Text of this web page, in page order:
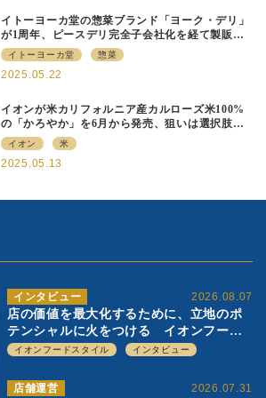
2026.08.07
インタビュー
店の価値を最大化するために、立地のポ
テンシャルに火をつける イオンフード
スタイル 平田 炎社長
イオンフードスタイル インタビュー
2026.07.31
店舗運営
イトーヨーカ堂の惣菜ブランド「ヨーク・デリ」
が1周年、ピースデリ完全子会社化を経て製販連
携強化の現在地
イトーヨーカ堂 惣菜
2025.05.22
イオンが米カリフォルニア産カルローズ米100%
の「かろやか」を6月から発売、狙いは選択肢の
提供
イオン 米
2025.05.13